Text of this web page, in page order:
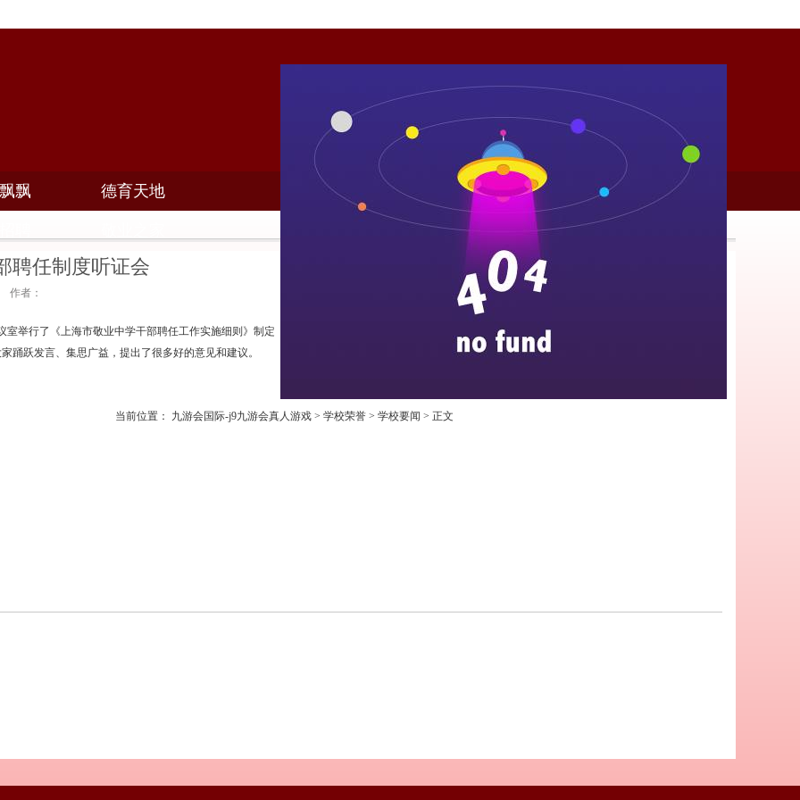
飘 德育天地
当前位置： 九游会国际-j9九游会真人游戏 > 学校荣誉 > 学校要闻 > 正文
聘任制度听证会
作者：
举行了《上海市敬业中学干部聘任工作实施细则》制定
踊跃发言、集思广益，提出了很多好的意见和建议。